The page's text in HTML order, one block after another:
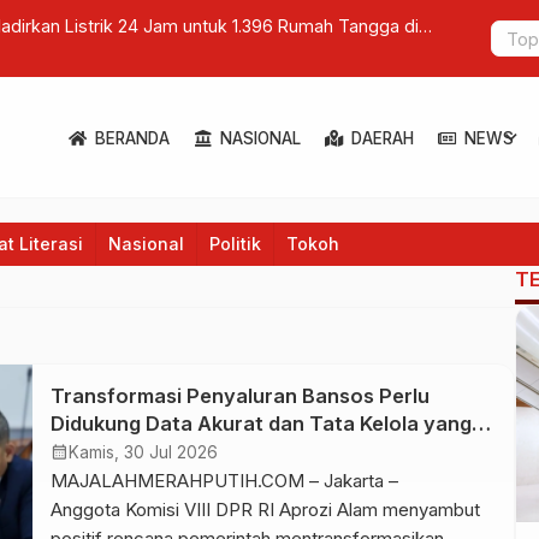
Listrik 24 Jam untuk 1.396 Rumah Tangga di
Kejar
Khusus
BERANDA NASIONAL DAERAH NEWS
expand_more
Literasi Nasional Politik Tokoh
Transformasi Penyaluran Bansos Perlu
Didukung Data Akurat dan Tata Kelola yang
Kuat
calendar_month Kamis, 30 Jul 2026
MAJALAHMERAHPUTIH.COM – Jakarta –
Anggota Komisi VIII DPR RI Aprozi Alam menyambut